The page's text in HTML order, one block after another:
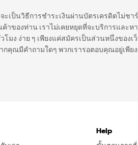
เป็นวิธีการชำระเงินผ่านบัตรเครดิตไม่ช
ของท่าน เราไม่เคยหยุดที่จะบริการและ
มง ง่าย ๆ เพียงแค่สมัครเป็นส่วนหนึ่งของ
คุณมีคำถามใดๆ พวกเรารอตอบคุณอยู่เพียง
Help